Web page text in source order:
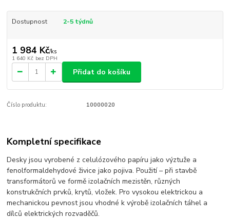
Dostupnost 2-5 týdnů
1 984 Kč/ks
1 640 Kč bez DPH
Přidat do košíku
Číslo produktu: 10000020
Kompletní specifikace
Desky jsou vyrobené z celulózového papíru jako výztuže a
fenolformaldehydové živice jako pojiva. Použití – při stavbě
transformátorů ve formě izolačních mezistěn, různých
konstrukčních prvků, krytů, vložek. Pro vysokou elektrickou a
mechanickou pevnost jsou vhodné k výrobě izolačních táhel a
dílců elektrických rozvaděčů.